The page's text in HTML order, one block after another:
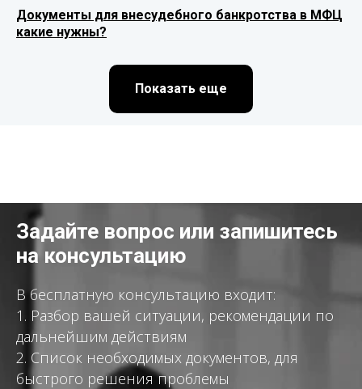
Документы для внесудебного банкротства в МФЦ
какие нужны?
Показать еще
Задайте вопрос или запишитесь
на консультацию
В бесплатную консультацию входит:
1. Разбор вашей ситуации, рекомендации по
дальнейшим действиям
2. Список необходимых документов, для
быстрого решения проблемы